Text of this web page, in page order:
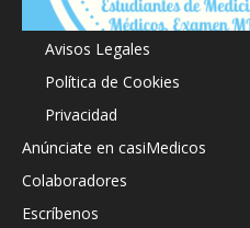
Acerca de
Avisos Legales
Política de Cookies
Privacidad
Anúnciate en casiMedicos
Colaboradores
Escríbenos